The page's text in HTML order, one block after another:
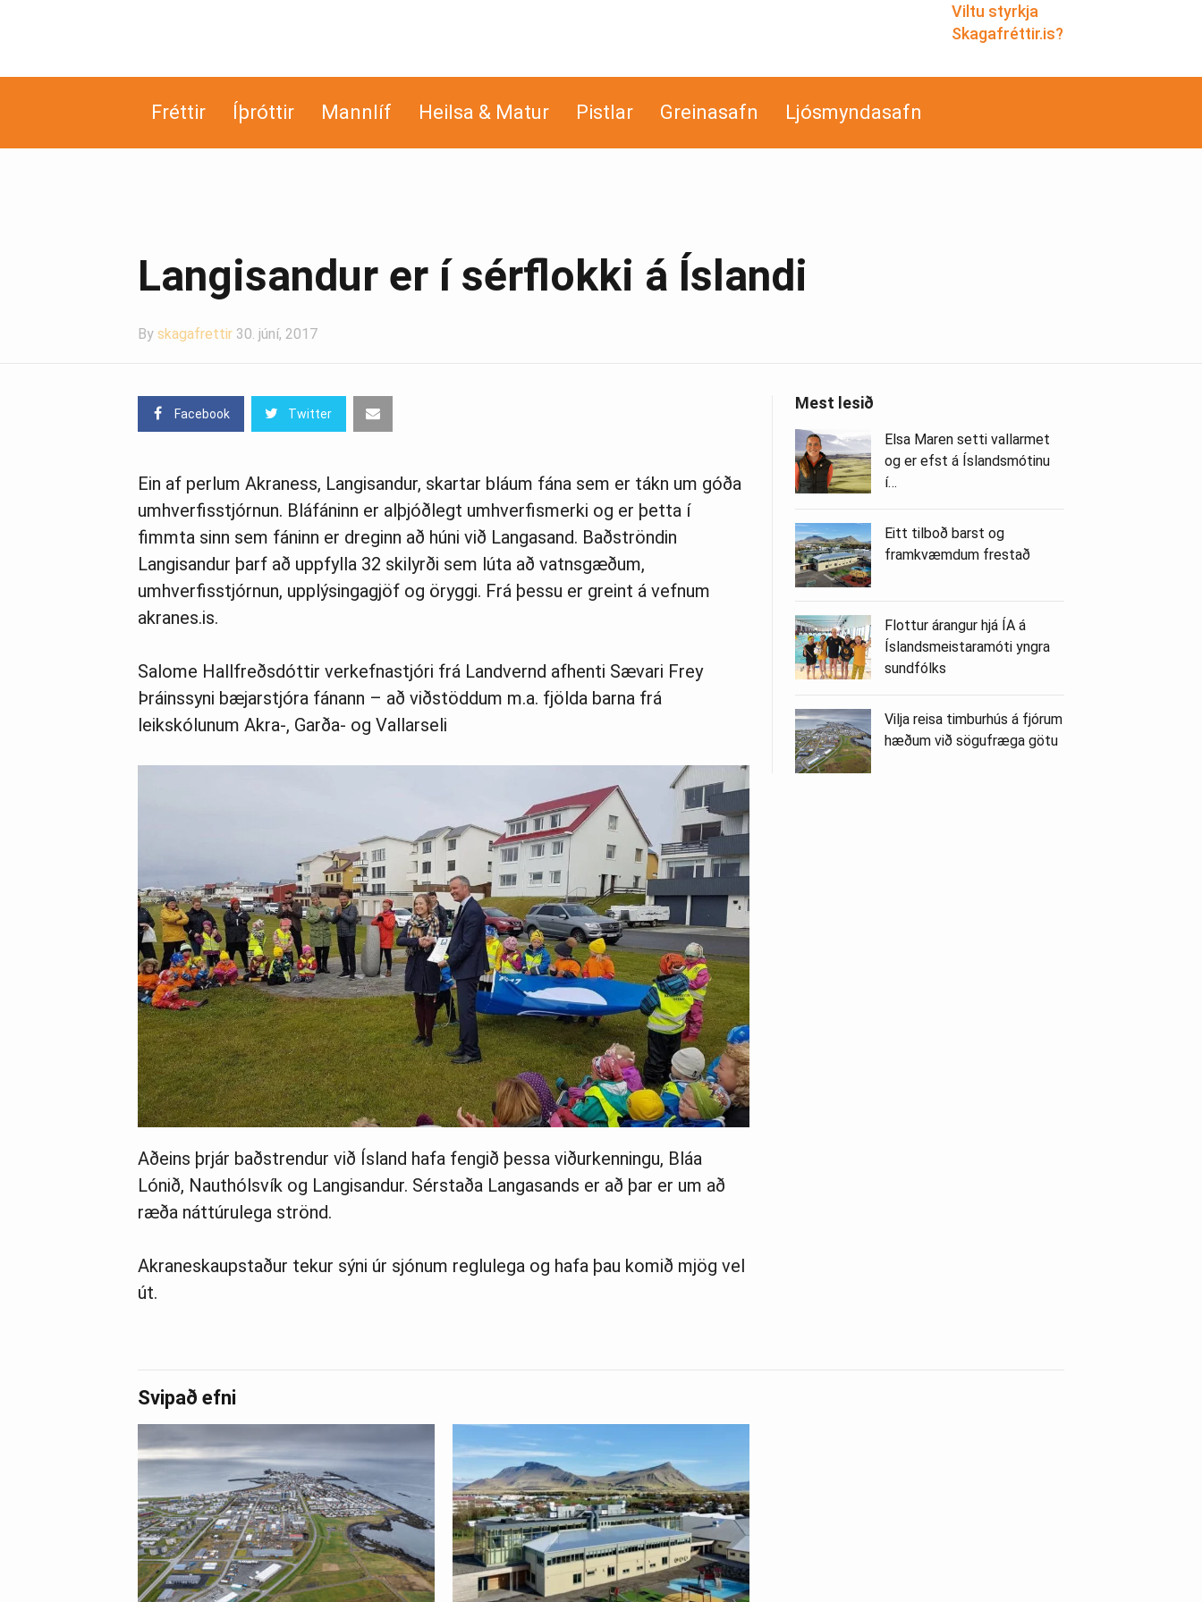
Viltu styrkja
Skagafréttir.is?
Fréttir Íþróttir Mannlíf Heilsa & Matur Pistlar Greinasafn Ljósmyndasafn
Langisandur er í sérflokki á Íslandi
By skagafrettir 30. júní, 2017
Facebook Twitter
Ein af perlum Akraness, Langisandur, skartar bláum fána sem er tákn um góða
umhverfisstjórnun. Bláfáninn er alþjóðlegt umhverfismerki og er þetta í
fimmta sinn sem fáninn er dreginn að húni við Langasand. Baðströndin
Langisandur þarf að uppfylla 32 skilyrði sem lúta að vatnsgæðum,
umhverfisstjórnun, upplýsingagjöf og öryggi. Frá þessu er greint á vefnum
akranes.is.
Salome Hallfreðsdóttir verkefnastjóri frá Landvernd afhenti Sævari Frey
Þráinssyni bæjarstjóra fánann – að viðstöddum m.a. fjölda barna frá
leikskólunum Akra-, Garða- og Vallarseli
Aðeins þrjár baðstrendur við Ísland hafa fengið þessa viðurkenningu, Bláa
Lónið, Nauthólsvík og Langisandur. Sérstaða Langasands er að þar er um að
ræða náttúrulega strönd.
Akraneskaupstaður tekur sýni úr sjónum reglulega og hafa þau komið mjög vel
út.
Mest lesið
Elsa Maren setti vallarmet
og er efst á Íslandsmótinu
í…
Eitt tilboð barst og
framkvæmdum frestað
Flottur árangur hjá ÍA á
Íslandsmeistaramóti yngra
sundfólks
Vilja reisa timburhús á fjórum
hæðum við sögufræga götu
Svipað efni